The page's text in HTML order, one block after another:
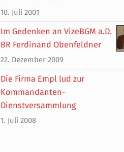
10. Juli 2001
Im Gedenken an VizeBGM a.D.
BR Ferdinand Obenfeldner
22. Dezember 2009
Die Firma Empl lud zur
Kommandanten-
Dienstversammlung
1. Juli 2008